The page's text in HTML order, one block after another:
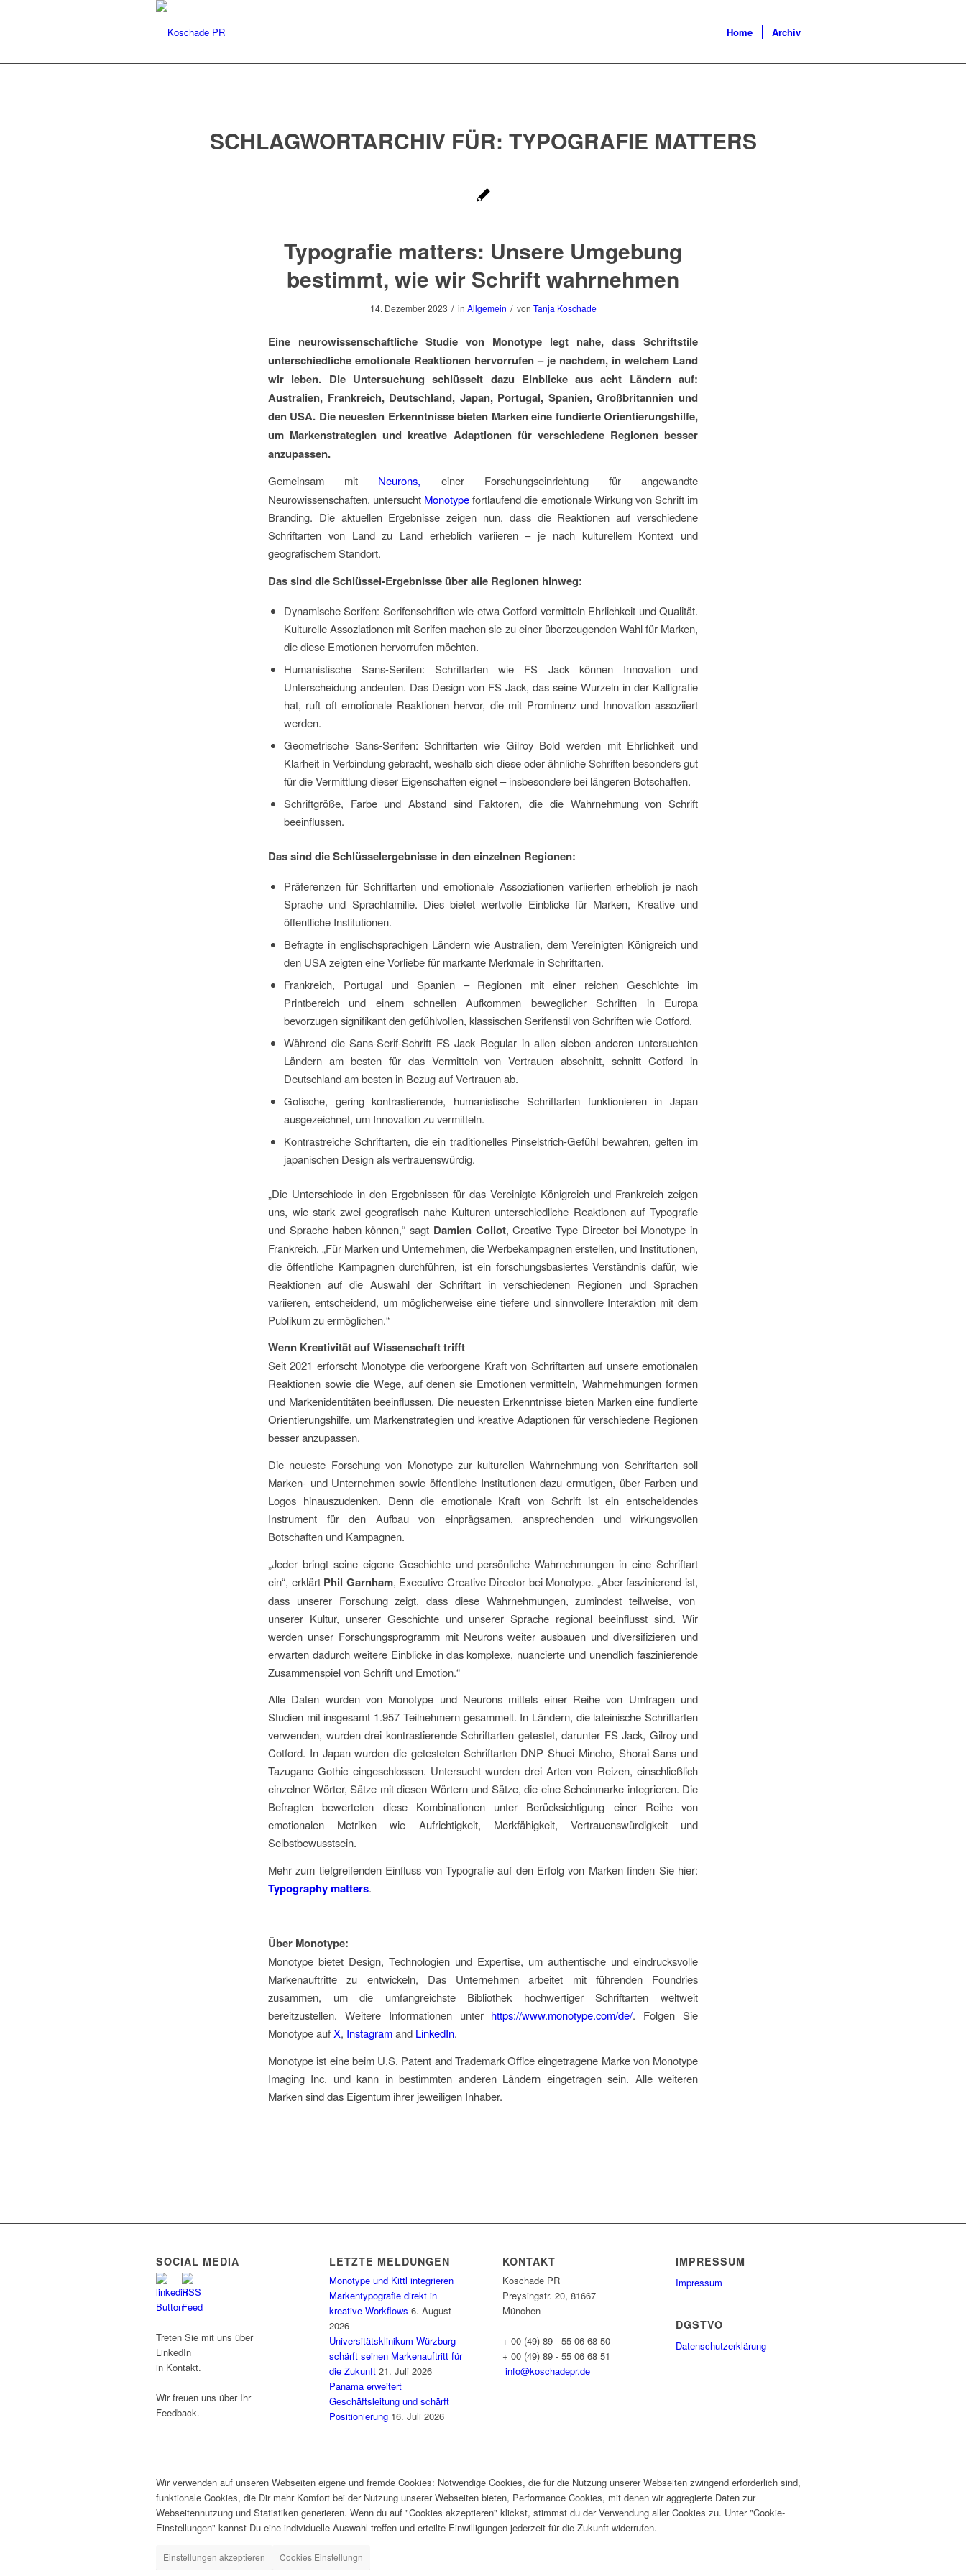
Home Archiv
SCHLAGWORTARCHIV FÜR: TYPOGRAFIE MATTERS
Typografie matters: Unsere Umgebung
bestimmt, wie wir Schrift wahrnehmen
14. Dezember 2023 / in Allgemein / von Tanja Koschade
Eine neurowissenschaftliche Studie von Monotype legt nahe, dass Schriftstile
unterschiedliche emotionale Reaktionen hervorrufen – je nachdem, in welchem Land
wir leben. Die Untersuchung schlüsselt dazu Einblicke aus acht Ländern auf:
Australien, Frankreich, Deutschland, Japan, Portugal, Spanien, Großbritannien und
den USA. Die neuesten Erkenntnisse bieten Marken eine fundierte Orientierungshilfe,
um Markenstrategien und kreative Adaptionen für verschiedene Regionen besser
anzupassen.
Gemeinsam mit Neurons, einer Forschungseinrichtung für angewandte
Neurowissenschaften, untersucht Monotypefortlaufend die emotionale Wirkung von Schrift im
Branding. Die aktuellen Ergebnisse zeigen nun, dass die Reaktionen auf verschiedene
Schriftarten von Land zu Land erheblich variieren – je nach kulturellem Kontext und
geografischem Standort.
Das sind die Schlüssel-Ergebnisse über alle Regionen hinweg:
Dynamische Serifen: Serifenschriften wie etwa Cotford vermitteln Ehrlichkeit und Qualität.
Kulturelle Assoziationen mit Serifen machen sie zu einer überzeugenden Wahl für Marken,
die diese Emotionen hervorrufen möchten.
Humanistische Sans-Serifen: Schriftarten wie FS Jack können Innovation und
Unterscheidung andeuten. Das Design von FS Jack, das seine Wurzeln in der Kalligrafie
hat, ruft oft emotionale Reaktionen hervor, die mit Prominenz und Innovation assoziiert
werden.
Geometrische Sans-Serifen: Schriftarten wie Gilroy Bold werden mit Ehrlichkeit und
Klarheit in Verbindung gebracht, weshalb sich diese oder ähnliche Schriften besonders gut
für die Vermittlung dieser Eigenschaften eignet – insbesondere bei längeren Botschaften.
Schriftgröße, Farbe und Abstand sind Faktoren, die die Wahrnehmung von Schrift
beeinflussen.
Das sind die Schlüsselergebnisse in den einzelnen Regionen:
Präferenzen für Schriftarten und emotionale Assoziationen variierten erheblich je nach
Sprache und Sprachfamilie. Dies bietet wertvolle Einblicke für Marken, Kreative und
öffentliche Institutionen.
Befragte in englischsprachigen Ländern wie Australien, dem Vereinigten Königreich und
den USA zeigten eine Vorliebe für markante Merkmale in Schriftarten.
Frankreich, Portugal und Spanien – Regionen mit einer reichen Geschichte im
Printbereich und einem schnellen Aufkommen beweglicher Schriften in Europa
bevorzugen signifikant den gefühlvollen, klassischen Serifenstil von Schriften wie Cotford.
Während die Sans-Serif-Schrift FS Jack Regular in allen sieben anderen untersuchten
Ländern am besten für das Vermitteln von Vertrauen abschnitt, schnitt Cotford in
Deutschland am besten in Bezug auf Vertrauen ab.
Gotische, gering kontrastierende, humanistische Schriftarten funktionieren in Japan
ausgezeichnet, um Innovation zu vermitteln.
Kontrastreiche Schriftarten, die ein traditionelles Pinselstrich-Gefühl bewahren, gelten im
japanischen Design als vertrauenswürdig.
„Die Unterschiede in den Ergebnissen für das Vereinigte Königreich und Frankreich zeigen
uns, wie stark zwei geografisch nahe Kulturen unterschiedliche Reaktionen auf Typografie
und Sprache haben können,“ sagt Damien Collot, Creative Type Director bei Monotype in
Frankreich. „Für Marken und Unternehmen, die Werbekampagnen erstellen, und Institutionen,
die öffentliche Kampagnen durchführen, ist ein forschungsbasiertes Verständnis dafür, wie
Reaktionen auf die Auswahl der Schriftart in verschiedenen Regionen und Sprachen
variieren, entscheidend, um möglicherweise eine tiefere und sinnvollere Interaktion mit dem
Publikum zu ermöglichen.“
Wenn Kreativität auf Wissenschaft trifft
Seit 2021 erforscht Monotype die verborgene Kraft von Schriftarten auf unsere emotionalen
Reaktionen sowie die Wege, auf denen sie Emotionen vermitteln, Wahrnehmungen formen
und Markenidentitäten beeinflussen. Die neuesten Erkenntnisse bieten Marken eine fundierte
Orientierungshilfe, um Markenstrategien und kreative Adaptionen für verschiedene Regionen
besser anzupassen.
Die neueste Forschung von Monotype zur kulturellen Wahrnehmung von Schriftarten soll
Marken- und Unternehmen sowie öffentliche Institutionen dazu ermutigen, über Farben und
Logos hinauszudenken. Denn die emotionale Kraft von Schrift ist ein entscheidendes
Instrument für den Aufbau von einprägsamen, ansprechenden und wirkungsvollen
Botschaften und Kampagnen.
„Jeder bringt seine eigene Geschichte und persönliche Wahrnehmungen in eine Schriftart
ein“, erklärt Phil Garnham, Executive Creative Director bei Monotype. „Aber faszinierend ist,
dass unserer Forschung zeigt, dass diese Wahrnehmungen, zumindest teilweise, von
unserer Kultur, unserer Geschichte und unserer Sprache regional beeinflusst sind. Wir
werden unser Forschungsprogramm mit Neurons weiter ausbauen und diversifizieren und
erwarten dadurch weitere Einblicke in das komplexe, nuancierte und unendlich faszinierende
Zusammenspiel von Schrift und Emotion.“
Alle Daten wurden von Monotype und Neurons mittels einer Reihe von Umfragen und
Studien mit insgesamt 1.957 Teilnehmern gesammelt. In Ländern, die lateinische Schriftarten
verwenden, wurden drei kontrastierende Schriftarten getestet, darunter FS Jack, Gilroy und
Cotford. In Japan wurden die getesteten Schriftarten DNP Shuei Mincho, Shorai Sans und
Tazugane Gothic eingeschlossen. Untersucht wurden drei Arten von Reizen, einschließlich
einzelner Wörter, Sätze mit diesen Wörtern und Sätze, die eine Scheinmarke integrieren. Die
Befragten bewerteten diese Kombinationen unter Berücksichtigung einer Reihe von
emotionalen Metriken wie Aufrichtigkeit, Merkfähigkeit, Vertrauenswürdigkeit und
Selbstbewusstsein.
Mehr zum tiefgreifenden Einfluss von Typografie auf den Erfolg von Marken finden Sie hier:
Typography matters.
Über Monotype:
Monotype bietet Design, Technologien und Expertise, um authentische und eindrucksvolle
Markenauftritte zu entwickeln, Das Unternehmen arbeitet mit führenden Foundries
zusammen, um die umfangreichste Bibliothek hochwertiger Schriftarten weltweit
bereitzustellen. Weitere Informationen unter https://www.monotype.com/de/. Folgen Sie
Monotype aufX, Instagramand LinkedIn.
Monotype ist eine beim U.S. Patent and Trademark Office eingetragene Marke von Monotype
Imaging Inc. und kann in bestimmten anderen Ländern eingetragen sein. Alle weiteren
Marken sind das Eigentum ihrer jeweiligen Inhaber.
SOCIAL MEDIA
Treten Sie mit uns über
LinkedIn
in Kontakt.
Wir freuen uns über Ihr
Feedback.
LETZTE MELDUNGEN
Monotype und Kittl integrieren
Markentypografie direkt in
kreative Workflows 6. August
2026
Universitätsklinikum Würzburg
schärft seinen Markenauftritt für
die Zukunft 21. Juli 2026
Panama erweitert
Geschäftsleitung und schärft
Positionierung 16. Juli 2026
KONTAKT
Koschade PR
Preysingstr. 20, 81667
München
+ 00 (49) 89 - 55 06 68 50
+ 00 (49) 89 - 55 06 68 51
info@koschadepr.de
IMPRESSUM
Impressum
DGSTVO
Datenschutzerklärung
Wir verwenden auf unseren Webseiten eigene und fremde Cookies: Notwendige Cookies, die für die Nutzung unserer Webseiten zwingend erforderlich sind,
funktionale Cookies, die Dir mehr Komfort bei der Nutzung unserer Webseiten bieten, Performance Cookies, mit denen wir aggregierte Daten zur
Webseitennutzung und Statistiken generieren. Wenn du auf "Cookies akzeptieren" klickst, stimmst du der Verwendung aller Cookies zu. Unter "Cookie-
Einstellungen" kannst Du eine individuelle Auswahl treffen und erteilte Einwilligungen jederzeit für die Zukunft widerrufen.
Einstellungen akzeptieren Cookies Einstellungn